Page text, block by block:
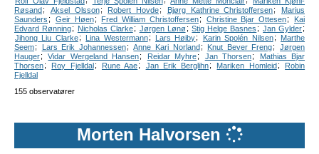
Røsand; Aksel Olsson ; Robert Hovde; Bjørg Kathrine Christoffersen;
Marius
Saunders ; Geir Høen ; Fred William Christoffersen; Christine Bjar Ottesen;
Kai
Edvard Rønning; Nicholas Clarke; Jørgen Lønø ; Stig Helge Basnes ; Jan Gylder;
Jihong Liu Clarke; Lina Westermann; Lars Høiby; Karin Spolén Nilsen;
Marthe
Seem; Lars Erik Johannessen; Anne Kari Norland; Knut Bever Freng; Jørgen
Hauger; Vidar Wergeland Hansen; Reidar Myhre; Jan Thorsen;
Mathias Bjar
Thorsen; Roy Fjelldal; Rune Aae; Jan Erik Berglihn; Mariken Homleid;
Robin
Fjelldal
155 observatører
Morten Halvorsen